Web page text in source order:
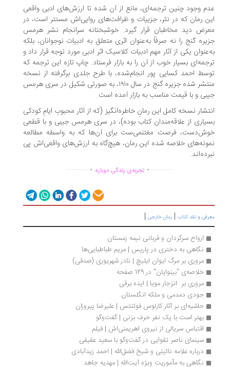
وجود چنین ترجمه‌ای، مانع از آن شده تا ارزش‌های ادبی واقعی
رمان که در نثر، جزییات و ظرافت‌های روایی‌اش مستتر است، در
دید مخاطبان قرار گیرد. خوشبختانه سرانجام نشر هرمس
گنج را نه صرفاً به‌عنوان اثری متعلق به ادبیات نوجوانان، بلکه
یکی از آثار مهم ادبیات کلاسیک اثر ادبی مورد توجه قرار داد و
بسیار خوب از آن را به بازار فرستاد. چاپ تازه این ترجمه که
احمد کسایی پور انجام‌شده، با طرح جلدی برگرفته از نسخه
منتشر شده جزیره گنج در سال ۱۹۱۰، به صورتی شکیل در سری هرمس
و با قیمت مناسب به بازار آمده است.
نسخه کامل این رمانِ خاطره‌انگیز (که از آثار محبوبِ ایامِ کودکی‌
از علاقه‌مندان کتاب بوده)، در سری هرمس جیبی و با قطعی
فرصت مغتنمی‌ست برای آن‌ها که به واسطه مطالعه
خلاصه شده این رمان، هیچ‌گاه به ارزش‌های واقعی‌اش پی
................تجربه‌ی زندگی دوباره ...............
و نقد کتاب|رمان خارجی|
ارواح سرگردان و قربانی نیمه زمستان
نگاهی به دختری در پاریس | مریم طباطبایی‌ها
مروری بر مرگ ایوان ایلیچ | نادر شهریوری (صدقی)
خلاصه‌ی "بینوایان" در 129 صفحه
مروری بر  انزجار مویا | ایده برقی
جودی دمدمی و ملکه انگلستان
حاشیه‌ای بر آثار کارلوس فوئنتس | علیرضا پیروزان
بهتر است با یک نفر حرف بزنی | گفت‌وگو
اقتباس سریالی از نیروی اهریمنی‌اش | فیلم
سینمای ناصر تقوایی در گفت‌وگو با سعید عقیقی
درباره علامه نائینی و شیخ فضل‌الله | احمد زیدآبادی
نگاهی به مأموریت ویژه آیت‌الله | مهدیه جاهد